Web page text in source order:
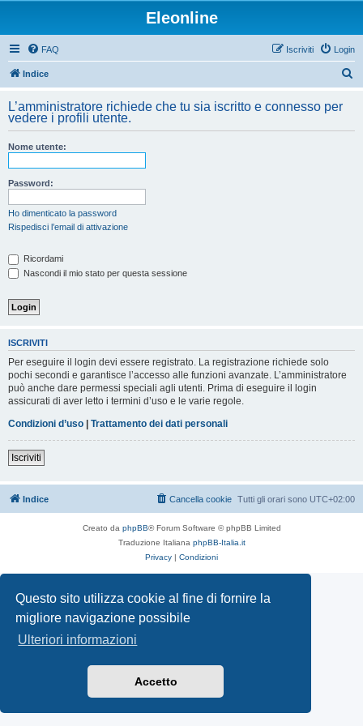
Questo sito utilizza cookie al fine di fornire la
migliore navigazione possibile
Ulteriori informazioni
Accetto
Eleonline
FAQ Login
Iscriviti
Indice
c
L’amministratore richiede che tu sia iscritto e connesso per
vedere i profili utente.
Nome utente:
Password:
Ho dimenticato la password
Rispedisci l’email di attivazione
Ricordami
Nascondi il mio stato per questa sessione
ISCRIVITI
Per eseguire il login devi essere registrato. La registrazione richiede solo
pochi secondi e garantisce l’accesso alle funzioni avanzate. L’amministratore
può anche dare permessi speciali agli utenti. Prima di eseguire il login
assicurati di aver letto i termini d’uso e le varie regole.
Condizioni d’uso | Trattamento dei dati personali
Iscriviti
Indice Tutti gli orari sono UTC+02:00
Cancella cookie
Creato da phpBB® Forum Software © phpBB Limited
Traduzione Italiana phpBB-Italia.it
Privacy | Condizioni